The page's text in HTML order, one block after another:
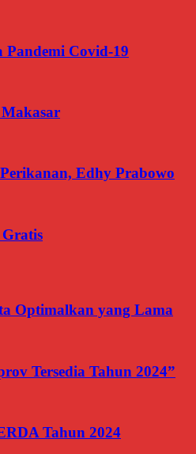
Covid-19
Edhy Prabowo
Optimalkan yang Lama
Tersedia Tahun 2024”
Tahun 2024